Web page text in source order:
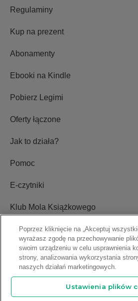
Regulaminy
Kup na prezent
Abonamenty
Ebooki na Kindle
Pobierz Legimi
Oferty łączone
Jak to działa?
Pomoc
E-czytniki
Klub Mola Książkowego
Ustawienia plików cookie
Blog
Relacje inwestorskie
Poprzez kliknięcie na „Akceptuj
wyrażasz zgodę na przechowywanie
swoim urządzeniu w celu usprawnienia
strony, analizowania wykorzystania
naszych działań marketingowych.
Ustawienia plików